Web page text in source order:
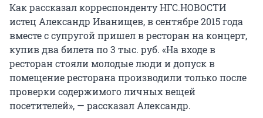
Как рассказал корреспонденту НГС.НОВОСТИ
истец Александр Иванищев, в сентябре 2015 года
вместе с супругой пришел в ресторан на концерт,
купив два билета по 3 тыс. руб. «На входе в
ресторан стояли молодые люди и допуск в
помещение ресторана производили только после
проверки содержимого личных вещей
посетителей», — рассказал Александр.